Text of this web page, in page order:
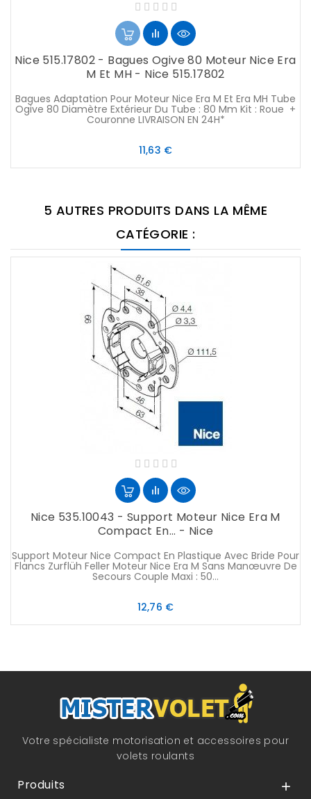
Nice 515.17802 - Bagues Ogive 80 Moteur Nice Era
M Et MH - Nice 515.17802
Bagues Adaptation Pour Moteur Nice Era M Et Era MH Tube
Ogive 80 Diamètre Extérieur Du Tube : 80 Mm Kit : Roue +
Couronne LIVRAISON EN 24H*
11,63 €Prix
5 AUTRES PRODUITS DANS LA MÊME
CATÉGORIE :
Nice 535.10043 - Support Moteur Nice Era M
Compact En... - Nice
Support Moteur Nice Compact En Plastique Avec Bride Pour
Flancs Zurflüh Feller Moteur Nice Era M Sans Manœuvre De
Secours Couple Maxi : 50...
12,76 €Prix
Votre spécialiste motorisation et accessoires pour
volets roulants
Produits 